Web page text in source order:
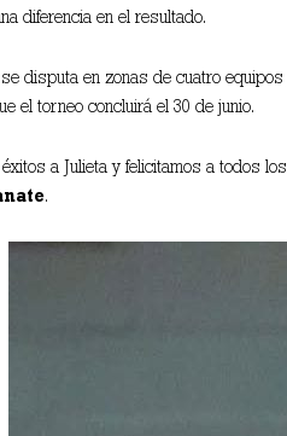
diferencia en el resultado.
disputa en zonas de cuatro
el torneo concluirá el 30 de junio.
a Julieta y felicitamos a todos
.